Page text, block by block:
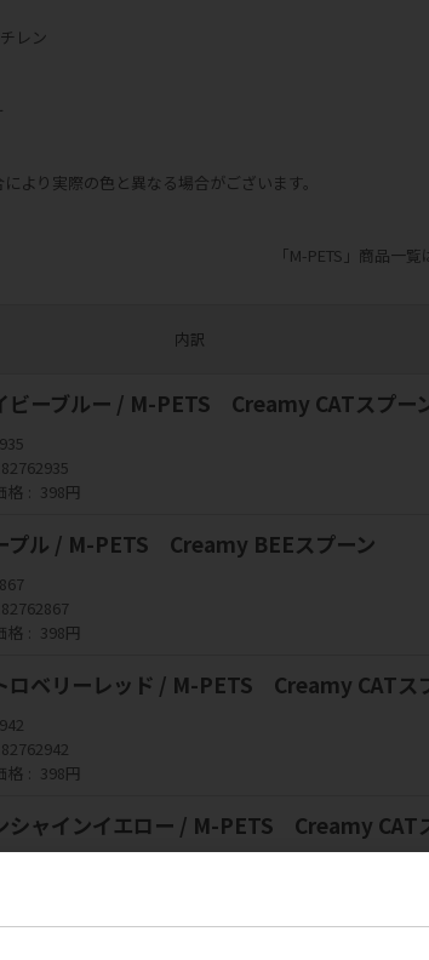
レン
より実際の色と異なる場合がございます。
「M-PETS」商品一
内訳
ビーブルー / M-PETS Creamy CATスプー
格
398円
プル / M-PETS Creamy BEEスプーン
格
398円
ロベリーレッド / M-PETS Creamy CATス
格
398円
シャインイエロー / M-PETS Creamy CAT